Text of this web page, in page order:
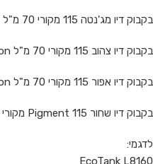
בקבוק דיו מג'נטה 115 מקורי 70 מ"ל Epson
בקבוק דיו צהוב 115 מקורי 70 מ"ל Epson
בקבוק דיו אפור 115 מקורי 70 מ"ל Epson
בקבוק דיו שחור 115 Pigment מקורי 70 מ"ל Epson
לדגמי:
EcoTank L8160